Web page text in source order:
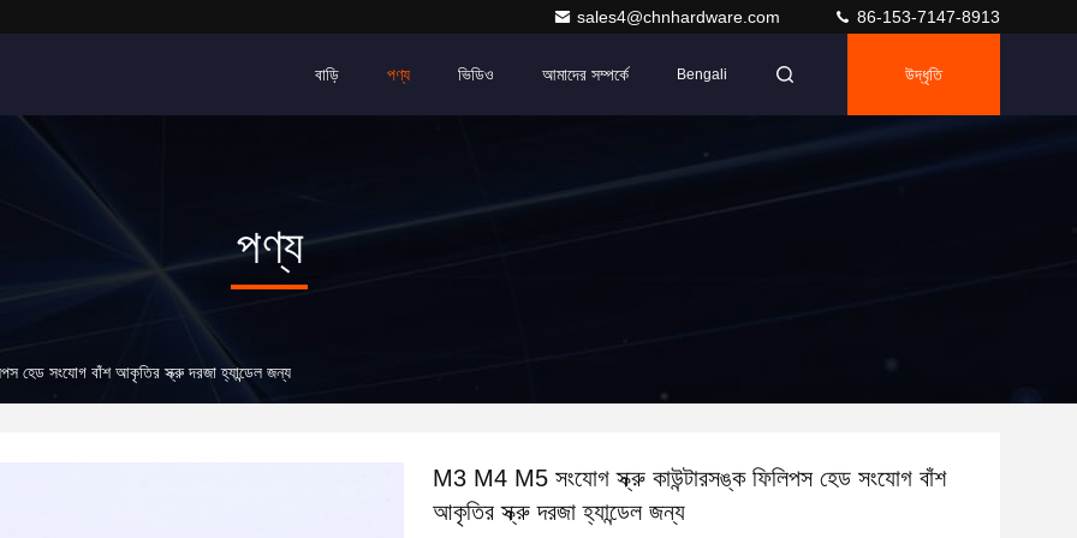
sales4@chnhardware.com 86-153-7147-8913
বাড়ি পণ্য ভিডিও আমাদের সম্পর্কে Bengali উদ্ধৃতি
পণ্য
হেড সংযোগ বাঁশ আকৃতির স্ক্রু দরজা হ্যান্ডেল জন্য
M3 M4 M5 সংযোগ স্ক্রু কাউন্টারসঙ্ক ফিলিপস হেড সংযোগ বাঁশ
আকৃতির স্ক্রু দরজা হ্যান্ডেল জন্য